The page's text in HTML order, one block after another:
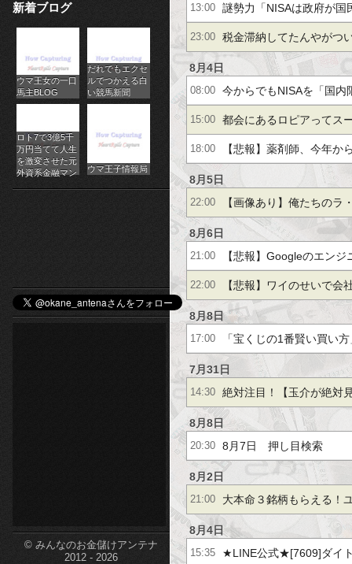
パ
チ
ス
ロ
オ
ン
ラ
イ
ン
カ
ジ
ノ
etc-
新着ブログ
ウマ王女の一口
馬主BLOG
だれでもエクセ
ルでつかえる白
い競馬新聞
ロト7で3億5千
万円当てて人生
を激変させた元
外資系金融マン
ウマ王子情報局
© みんなのお金儲けアンテナ
2012 - 2026
しません」
13:00 謎勢力「NISAは政府が国
ための罠なんだぁ！」←
23:00 税金滞納してたんやがつ
さえ」されて笑えん
8月4日
08:00 今からでもNISAを「国内
遇」とかにしたら円高に
の？
15:00 都会にあるロピアってス
い物カート借りるのに「
した
18:00 【悲報】薬剤師、今年か
る模様ｗｗｗｗｗ
8月5日
22:00 【画像あり】俺たちのラ
安い！
8月6日
21:00 【悲報】Googleのエン
つまらなくなった」
22:00 【悲報】ワイのせいで会
「3人」もいたことが発
8月8日
17:00 「宝くじの1番賢い買い
ｗ
7月31日
14:30 絶対注目！【玉介が絶対
野電気【２桁上昇】サン
ＪＳＨ【＋４１％】
8月8日
20:30 8月7日 押し目検索
8月2日
21:00 大本命３銘柄もらえる！
３％】三井松島【＋７６
【２．２倍】他
8月4日
15:35 ★LINE公式★[7609]ダイ